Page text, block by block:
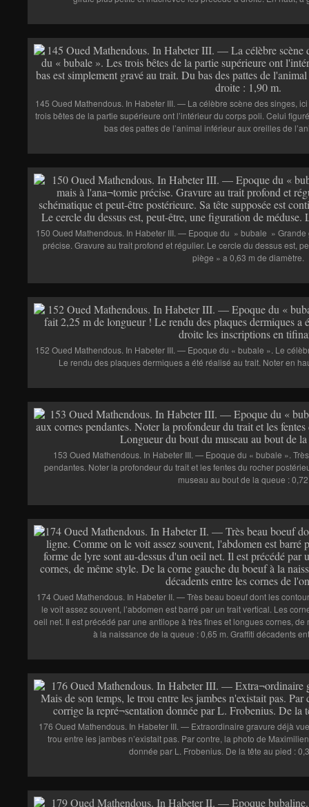
145 Oued Mathendous. In Habeter III. — La célèbre scène des singes,
trois bêtes de la partie supérieure ont l’intérieur du corps poli. Celui
bas des pattes de l’animal inférieur aux oreilles de
150 Oued Mathendous. In Habeter III. — Epoque du » bubale » Grande
précise. Gravure au trait profond et régulier. Le cercle du dessus est,
piège » a 0,63 m de diamètre.
152 Oued Mathendous. In Habeter III. — Epoque du « bubale ». Le
Le rendu des plaques dermiques a été réalisé au trait. Noter en
153 Oued Mathendous. In Habeter III. — Epoque du « bubale ».
pendantes. Noter la profondeur du trait et les fentes du rocher
museau au bout de la queue :
174 Oued Mathendous. In Habeter II. — Très beau boeuf dont les
le voit assez souvent, l’abdomen est barré par un trait vertical. Les
oeil net. Il est précédé par une antilope à très fines et longues cornes,
à la naissance de la queue : 0,65 m. Graffiti décadents
176 Oued Mathendous. In Habeter III. — Extraordinaire gravure déjà
trou entre les jambes n’existait pas. Par contre, la photo de
donnée par L. Frobenius. De la tête au pied :